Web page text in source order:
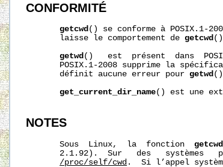
CONFORMITÉ
getcwd() se conforme à POSIX.1-
       laisse le comportement de
getcwd
getwd()   est  présent  dans
POSIX.1-2008 supprime la
       définit aucune erreur pour
getwd
get_current_dir_name() est une
NOTES
       Sous  Linux,  la  fonction
getcwd
2.1.92).  Sur   des   systèmes
/proc/self/cwd .  Si l’appel